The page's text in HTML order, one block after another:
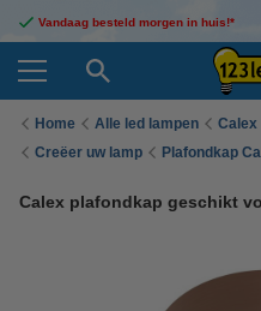
Vandaag besteld morgen in huis!*
Home Alle led lampen Calex
Creëer uw lamp
Plafondkap
Calex plafondkap geschikt